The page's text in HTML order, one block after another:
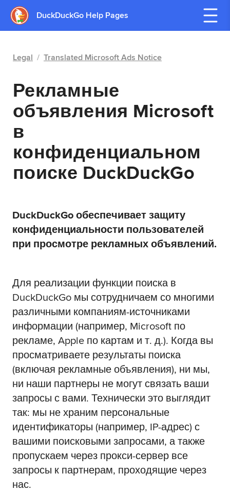
DuckDuckGo Help Pages
Legal / Translated Microsoft Ads Notice
Рекламные
объявления Microsoft
в
конфиденциальном
поиске DuckDuckGo
DuckDuckGo обеспечивает защиту
конфиденциальности пользователей
при просмотре рекламных объявлений.
Для реализации функции поиска в
DuckDuckGo мы сотрудничаем со многими
различными компаниям-источниками
информации (например, Microsoft по
рекламе, Apple по картам и т. д.). Когда вы
просматриваете результаты поиска
(включая рекламные объявления), ни мы,
ни наши партнеры не могут связать ваши
запросы с вами. Технически это выглядит
так: мы не храним персональные
идентификаторы (например, IP-адрес) с
вашими поисковыми запросами, а также
пропускаем через прокси-сервер все
запросы к партнерам, проходящие через
нас.